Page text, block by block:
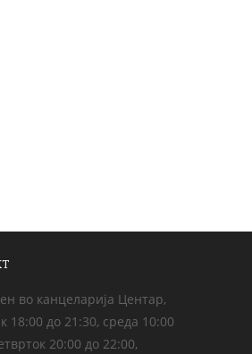
во канцеларија Центар,
18:00 до 21:30, среда 10:00
20:00 до 22:00,